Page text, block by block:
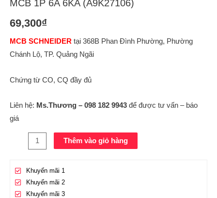
MCB 1P 6A 6KA (A9K27106)
69,300₫
MCB SCHNEIDER tại 368B Phan Đình Phường, Phường
Chánh Lộ, TP. Quảng Ngãi
Chứng từ CO, CQ đầy đủ
Liên hệ: Ms.Thương – 098 182 9943 để được tư vấn – báo
giá
Thêm vào giỏ hàng
Khuyến mãi 1
Khuyến mãi 2
Khuyến mãi 3